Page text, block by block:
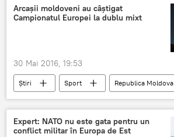
populație de animale
Arcașii moldoveni au câștigat
Campionatul Europei la dublu mixt
30 Mai 2016, 19:53
Știri Sport
Republica Moldova
medalie de aur
campionat european
tir cu arcul
Expert: NATO nu este gata pentru un
conflict militar în Europa de Est